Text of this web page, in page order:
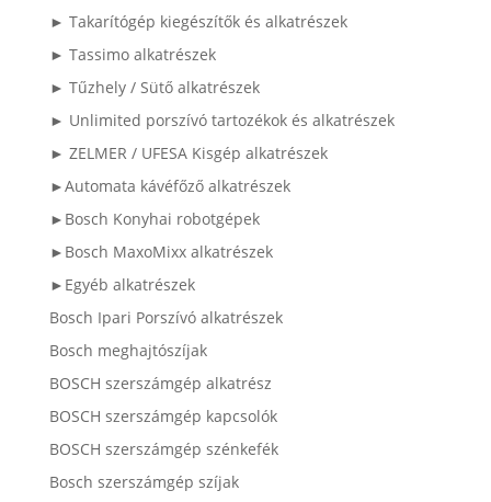
► Takarítógép kiegészítők és alkatrészek
► Tassimo alkatrészek
► Tűzhely / Sütő alkatrészek
► Unlimited porszívó tartozékok és alkatrészek
► ZELMER / UFESA Kisgép alkatrészek
►Automata kávéfőző alkatrészek
►Bosch Konyhai robotgépek
►Bosch MaxoMixx alkatrészek
►Egyéb alkatrészek
Bosch Ipari Porszívó alkatrészek
Bosch meghajtószíjak
BOSCH szerszámgép alkatrész
BOSCH szerszámgép kapcsolók
BOSCH szerszámgép szénkefék
Bosch szerszámgép szíjak